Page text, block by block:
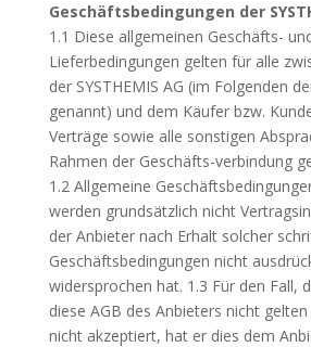
Geschäftsbedingungen der
1.1 Diese allgemeinen Geschäfts-
Lieferbedingungen gelten für alle
der SYSTHEMIS AG (im Folgenden
genannt) und dem Käufer bzw.
Verträge sowie alle sonstigen
Rahmen der Geschäfts-verbindung
1.2 Allgemeine
werden grundsätzlich nicht
der Anbieter nach Erhalt solcher
Geschäftsbedingungen nicht
widersprochen hat. 1.3 Für den Fall,
diese AGB des Anbieters nicht
nicht akzeptiert, hat er dies dem